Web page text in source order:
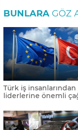
BUNLARA GÖZ
Türk iş insanlarından
liderlerine önemli